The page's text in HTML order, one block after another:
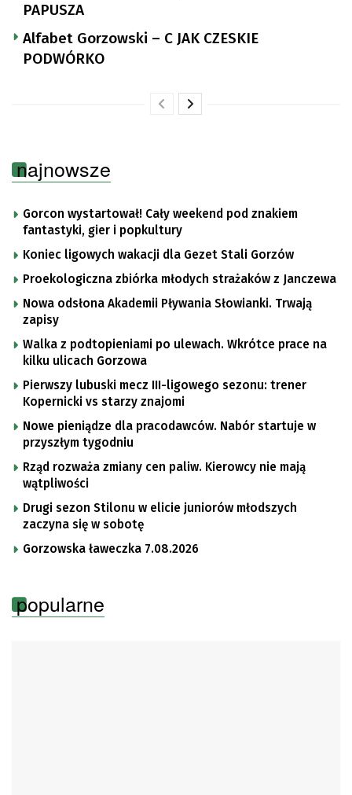
PAPUSZA
Alfabet Gorzowski – C JAK CZESKIE
PODWÓRKO
najnowsze
Gorcon wystartował! Cały weekend pod znakiem
fantastyki, gier i popkultury
Koniec ligowych wakacji dla Gezet Stali Gorzów
Proekologiczna zbiórka młodych strażaków z Janczewa
Nowa odsłona Akademii Pływania Słowianki. Trwają
zapisy
Walka z podtopieniami po ulewach. Wkrótce prace na
kilku ulicach Gorzowa
Pierwszy lubuski mecz III-ligowego sezonu: trener
Kopernicki vs starzy znajomi
Nowe pieniądze dla pracodawców. Nabór startuje w
przyszłym tygodniu
Rząd rozważa zmiany cen paliw. Kierowcy nie mają
wątpliwości
Drugi sezon Stilonu w elicie juniorów młodszych
zaczyna się w sobotę
Gorzowska ławeczka 7.08.2026
popularne